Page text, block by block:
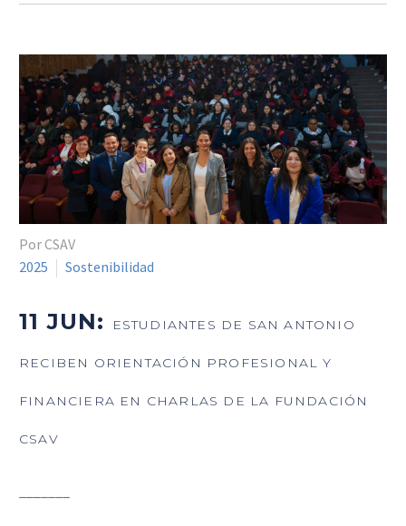
Por CSAV
2025
Sostenibilidad
11 JUN: ESTUDIANTES DE SAN ANTONIO
RECIBEN ORIENTACIÓN PROFESIONAL Y
FINANCIERA EN CHARLAS DE LA FUNDACIÓN
CSAV